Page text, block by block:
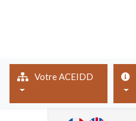
(current)
Votre ACEIDD